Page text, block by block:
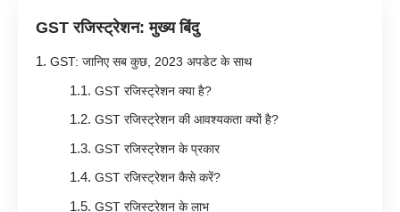
GST रजिस्ट्रेशन: मुख्य बिंदु
GST: जानिए सब कुछ, 2023 अपडेट के साथ
GST रजिस्ट्रेशन क्या है?
GST रजिस्ट्रेशन की आवश्यकता क्यों है?
GST रजिस्ट्रेशन के प्रकार
GST रजिस्ट्रेशन कैसे करें?
GST रजिस्ट्रेशन के लाभ